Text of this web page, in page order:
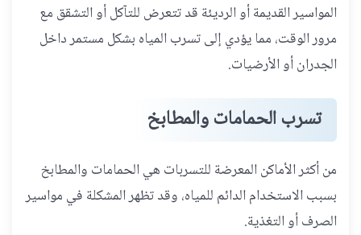
المواسير القديمة أو الرديئة قد تتعرض للتآكل أو التشقق مع
مرور الوقت، مما يؤدي إلى تسرب المياه بشكل مستمر داخل
الجدران أو الأرضيات.
تسرب الحمامات والمطابخ
من أكثر الأماكن المعرضة للتسربات هي الحمامات والمطابخ
بسبب الاستخدام الدائم للمياه، وقد تظهر المشكلة في مواسير
الصرف أو التغذية.